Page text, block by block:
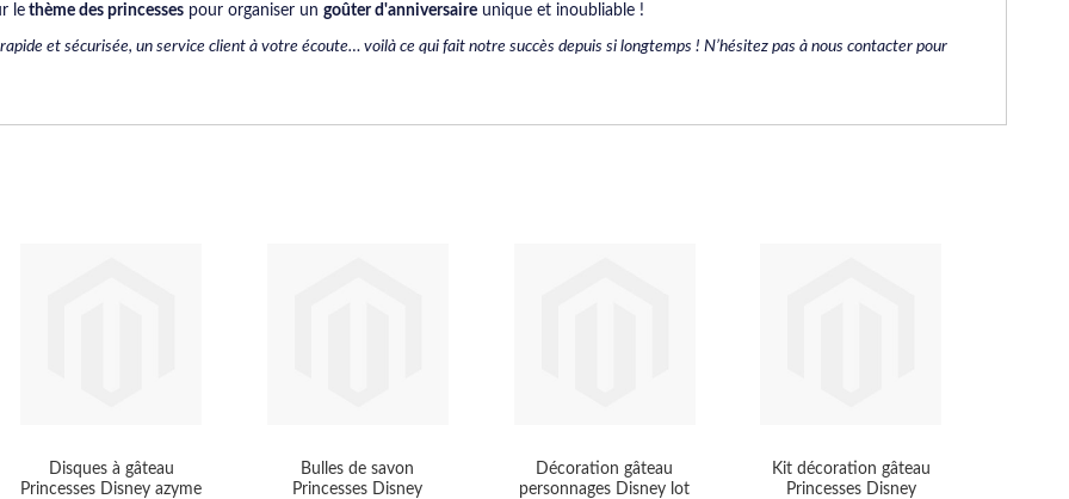
le thème des princesses pour organiser un goûter d'anniversaire unique et inoubliable !
et sécurisée, un service client à votre écoute… voilà ce qui fait notre succès depuis si longtemps ! N’hésitez pas à nous contacter pour
Disques à gâteau
Princesses Disney azyme
Bulles de savon
Princesses Disney
Décoration gâteau
personnages Disney lot
Kit décoration gâteau
Princesses Disney